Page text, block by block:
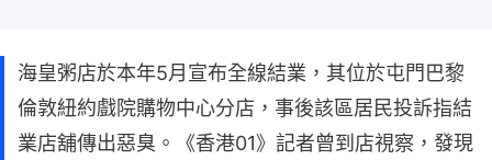
海皇粥店於本年5月宣布全線結業，其位於屯門巴黎
倫敦紐約戲院購物中心分店，事後該區居民投訴指結
業店舖傳出惡臭。《香港01》記者曾到店視察，發現